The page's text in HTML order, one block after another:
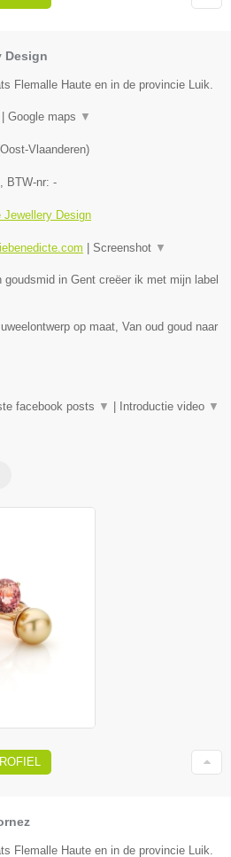
Design
Flemalle Haute en in de provincie Luik.
Google maps ▼
Oost-Vlaanderen)
, BTW-nr: -
Jewellery Design
Screenshot ▼
in Gent creëer ik met mijn label
op maat, Van oud goud naar
facebook posts ▼ Introductie video ▼
Flemalle Haute en in de provincie Luik.